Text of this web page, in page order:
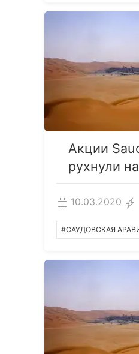
Акции
рухнули
10.03.2020
#САУДОВСКАЯ